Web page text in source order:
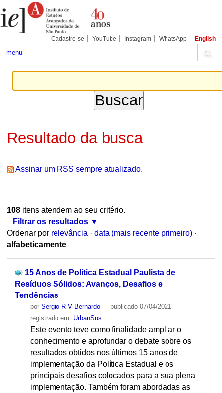
para
conteúdo.
Pessoais
Cadastre-se YouTube Instagram WhatsApp English
menu
Resultado da busca
Assinar um RSS sempre atualizado.
108itens atendem ao seu critério.
Filtrar os resultados
Ordenar por relevância · data (mais recente primeiro) ·
alfabeticamente
15 Anos de Política Estadual Paulista de
Resíduos Sólidos: Avanços, Desafios e
Tendências
por Sergio R V Bernardo — publicado07/04/2021 —
registrado em: UrbanSus
Este evento teve como finalidade ampliar o
conhecimento e aprofundar o debate sobre os
resultados obtidos nos últimos 15 anos de
implementação da Política Estadual e os
principais desafios colocados para a sua plena
implementação. Também foram abordadas as